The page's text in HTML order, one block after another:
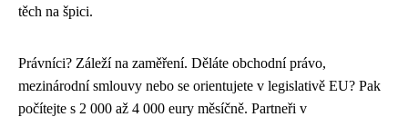
těch na špici.
Právníci? Záleží na zaměření. Děláte obchodní právo,
mezinárodní smlouvy nebo se orientujete v legislativě EU? Pak
počítejte s 2 000 až 4 000 eury měsíčně. Partneři v